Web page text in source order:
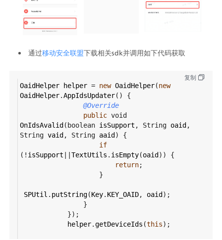
通过移动安全联盟下载相关sdk并调用如下代码获取
复制
OaidHelper helper = new OaidHelper(new
OaidHelper.AppIdsUpdater() {
@Override
public void
OnIdsAvalid ( boolean isSupport , String oaid
String vaid , String aaid ) {
if
( ! isSupport ||TextUtils . isEmpty(oaid )) {
return;
}
SPUtil . putString(Key. KEY_OAID, oaid );
}
});
helper.getDeviceIds (this);